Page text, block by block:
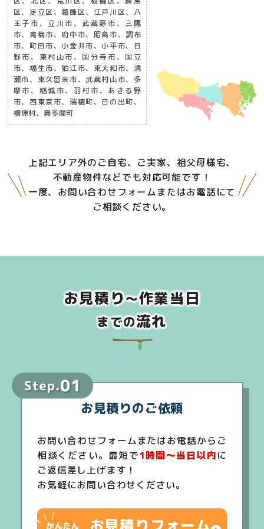
区、足立区、葛飾区、江戸川区、八
王子市、立川市、武蔵野市、三鷹
市、青梅市、府中市、昭島市、調布
市、町田市、小金井市、小平市、日
野市、東村山市、国分寺市、国立
市、福生市、狛江市、東大和市、清
瀬市、東久留米市、武蔵村山市、多
摩市、稲城市、羽村市、あきる野
市、西東京市、瑞穂町、日の出町、
檜原村、奥多摩町
上記エリア外のご自宅、ご実家、祖父母様宅、
不動産物件などでも対応可能です！
一度、お問い合わせフォームまたはお電話にて
ご相談ください。
お見積り～作業当日
までの流れ
お見積りのご依頼
お問い合わせフォームまたはお電話からご
相談ください。最短で1時間～当日以内に
ご返信差し上げます！
お気軽にお問い合わせください。